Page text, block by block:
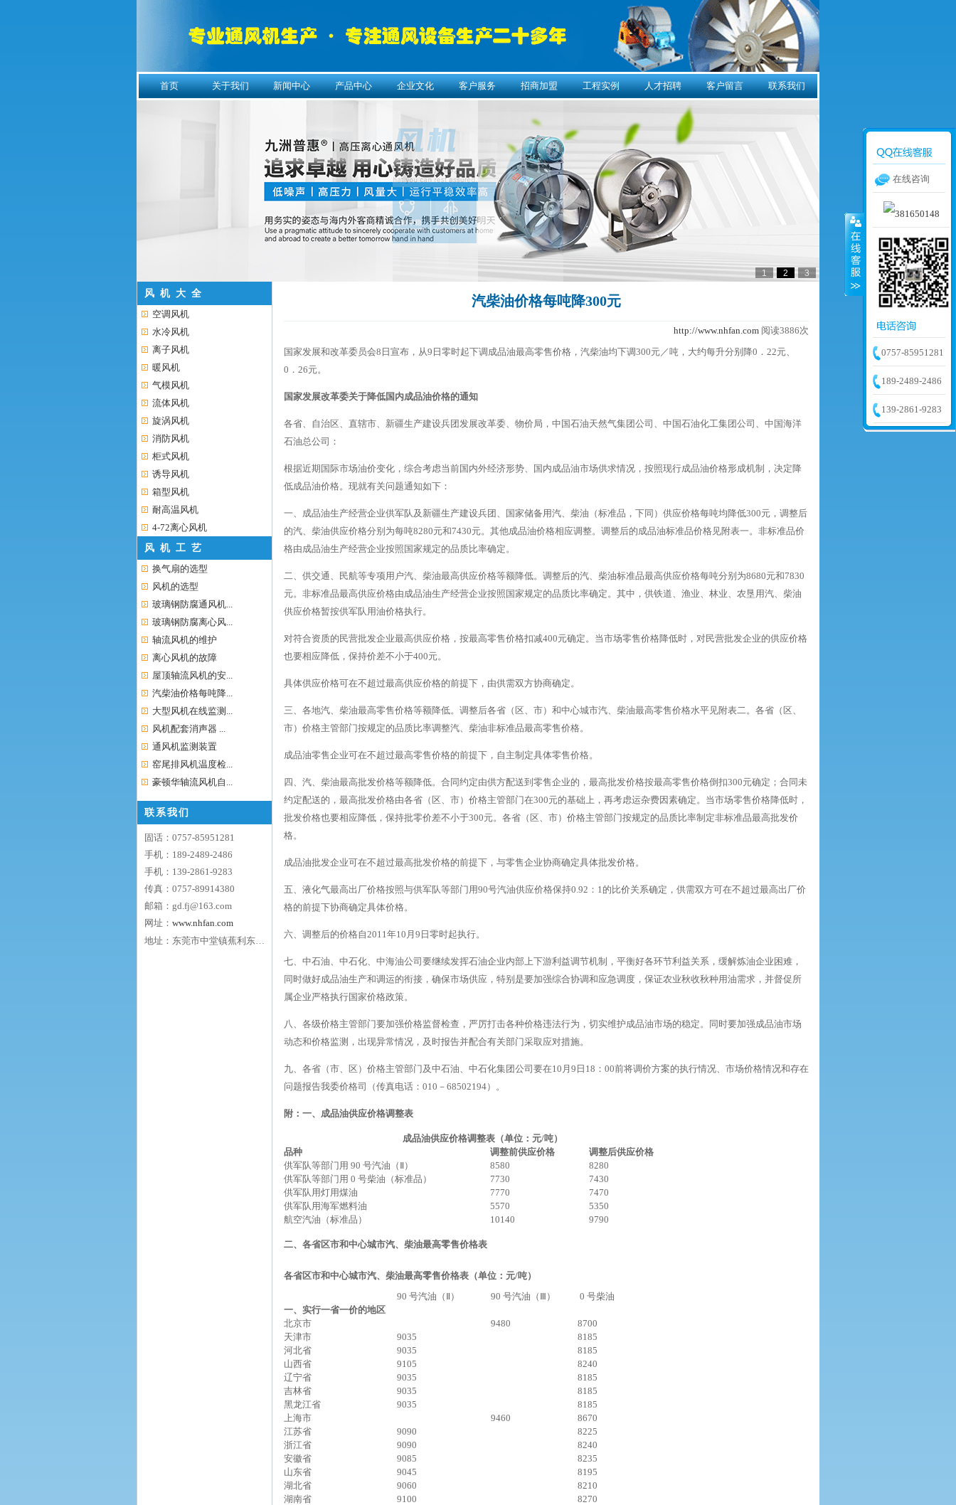
首页 关于我们 新闻中心 产品中心 企业文化 客户服务 招商加盟 工程实例 人才招聘 客户留言 联系我们
1 2 3
风 机 大 全
空调风机
水冷风机
离子风机
暖风机
气模风机
流体风机
旋涡风机
消防风机
柜式风机
诱导风机
箱型风机
耐高温风机
4-72离心风机
风 机 工 艺
换气扇的选型
风机的选型
玻璃钢防腐通风机...
玻璃钢防腐离心风...
轴流风机的维护
离心风机的故障
屋顶轴流风机的安...
汽柴油价格每吨降...
大型风机在线监测...
风机配套消声器 ...
通风机监测装置
窑尾排风机温度检...
豪顿华轴流风机自...
联系我们
固话：0757-85951281
手机：189-2489-2486
手机：139-2861-9283
传真：0757-89914380
邮箱：gd.fj@163.com
网址： www.nhfan.com
地址：东莞市中堂镇蕉利东区五路9号
汽柴油价格每吨降300元
http://www.nhfan.com阅读3886次
国家发展和改革委员会8日宣布，从9日零时起下调成品油最高零售价格，汽柴油均下调300元／吨，大约每升分别降0．22元、
0．26元。
国家发展改革委关于降低国内成品油价格的通知
各省、自治区、直辖市、新疆生产建设兵团发展改革委、物价局，中国石油天然气集团公司、中国石油化工集团公司、中国海洋
石油总公司：
根据近期国际市场油价变化，综合考虑当前国内外经济形势、国内成品油市场供求情况，按照现行成品油价格形成机制，决定降
低成品油价格。现就有关问题通知如下：
一、成品油生产经营企业供军队及新疆生产建设兵团、国家储备用汽、柴油（标准品，下同）供应价格每吨均降低300元，调整后
的汽、柴油供应价格分别为每吨8280元和7430元。其他成品油价格相应调整。调整后的成品油标准品价格见附表一。非标准品价
格由成品油生产经营企业按照国家规定的品质比率确定。
二、供交通、民航等专项用户汽、柴油最高供应价格等额降低。调整后的汽、柴油标准品最高供应价格每吨分别为8680元和7830
元。非标准品最高供应价格由成品油生产经营企业按照国家规定的品质比率确定。其中，供铁道、渔业、林业、农垦用汽、柴油
供应价格暂按供军队用油价格执行。
对符合资质的民营批发企业最高供应价格，按最高零售价格扣减400元确定。当市场零售价格降低时，对民营批发企业的供应价格
也要相应降低，保持价差不小于400元。
具体供应价格可在不超过最高供应价格的前提下，由供需双方协商确定。
三、各地汽、柴油最高零售价格等额降低。调整后各省（区、市）和中心城市汽、柴油最高零售价格水平见附表二。各省（区、
市）价格主管部门按规定的品质比率调整汽、柴油非标准品最高零售价格。
成品油零售企业可在不超过最高零售价格的前提下，自主制定具体零售价格。
四、汽、柴油最高批发价格等额降低。合同约定由供方配送到零售企业的，最高批发价格按最高零售价格倒扣300元确定；合同未
约定配送的，最高批发价格由各省（区、市）价格主管部门在300元的基础上，再考虑运杂费因素确定。当市场零售价格降低时，
批发价格也要相应降低，保持批零价差不小于300元。各省（区、市）价格主管部门按规定的品质比率制定非标准品最高批发价
格。
成品油批发企业可在不超过最高批发价格的前提下，与零售企业协商确定具体批发价格。
五、液化气最高出厂价格按照与供军队等部门用90号汽油供应价格保持0.92：1的比价关系确定，供需双方可在不超过最高出厂价
格的前提下协商确定具体价格。
六、调整后的价格自2011年10月9日零时起执行。
七、中石油、中石化、中海油公司要继续发挥石油企业内部上下游利益调节机制，平衡好各环节利益关系，缓解炼油企业困难，
同时做好成品油生产和调运的衔接，确保市场供应，特别是要加强综合协调和应急调度，保证农业秋收秋种用油需求，并督促所
属企业严格执行国家价格政策。
八、各级价格主管部门要加强价格监督检查，严厉打击各种价格违法行为，切实维护成品油市场的稳定。同时要加强成品油市场
动态和价格监测，出现异常情况，及时报告并配合有关部门采取应对措施。
九、各省（市、区）价格主管部门及中石油、中石化集团公司要在10月9日18：00前将调价方案的执行情况、市场价格情况和存在
问题报告我委价格司（传真电话：010－68502194）。
附：一、成品油供应价格调整表
成品油供应价格调整表（单位：元/吨）
品种
调整前供应价格
调整后供应价格
供军队等部门用 90 号汽油（Ⅱ）
8580
8280
供军队等部门用 0 号柴油（标准品）
7730
7430
供军队用灯用煤油
7770
7470
供军队用海军燃料油
5570
5350
航空汽油（标准品）
10140 9790
二、各省区市和中心城市汽、柴油最高零售价格表
各省区市和中心城市汽、柴油最高零售价格表（单位：元/吨）
90 号汽油（Ⅱ）
90 号汽油（Ⅲ）
0 号柴油
一、实行一省一价的地区
北京市
9480
8700
天津市
9035
8185
河北省
9035
8185
山西省
9105
8240
辽宁省
9035
8185
吉林省
9035
8185
黑龙江省
9035
8185
上海市
9460
8670
江苏省
9090
8225
浙江省
9090
8240
安徽省
9085
8235
山东省
9045
8195
湖北省
9060
8210
湖南省
9100
8270
在线咨询
0757-85951281
189-2489-2486
139-2861-9283